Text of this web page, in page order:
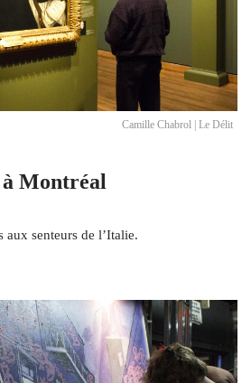
Camille Chabrol | Le Délit
Montréal
aux senteurs de l’Italie.